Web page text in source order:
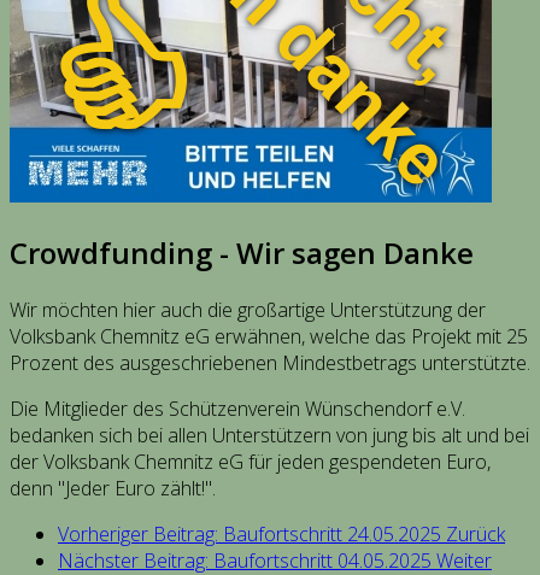
Crowdfunding - Wir sagen Danke
Wir möchten hier auch die großartige Unterstützung der
Volksbank Chemnitz eG erwähnen, welche das Projekt mit 25
Prozent des ausgeschriebenen Mindestbetrags unterstützte.
Die Mitglieder des Schützenverein Wünschendorf e.V.
bedanken sich bei allen Unterstützern von jung bis alt und bei
der Volksbank Chemnitz eG für jeden gespendeten Euro,
denn "Jeder Euro zählt!".
Vorheriger Beitrag: Baufortschritt 24.05.2025 Zurück
Nächster Beitrag: Baufortschritt 04.05.2025 Weiter